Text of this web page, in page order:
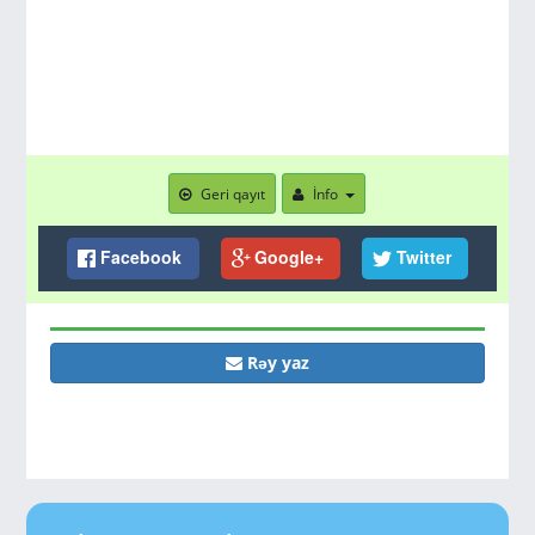
Geri qayıt İnfo
Facebook Google+ Twitter
Rəy yaz